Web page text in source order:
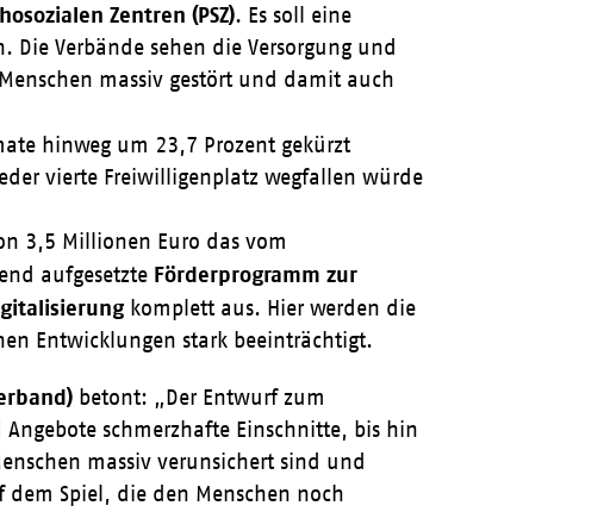
Zentren (PSZ). Es soll eine
Verbände sehen die Versorgung und
massiv gestört und damit auch
hinweg um 23,7 Prozent gekürzt
vierte Freiwilligenplatz wegfallen würde
3,5 Millionen Euro das vom
aufgesetzte Förderprogramm zur
komplett aus. Hier werden die
Entwicklungen stark beeinträchtigt.
betont: „Der Entwurf zum
schmerzhafte Einschnitte, bis hin
massiv verunsichert sind und
Spiel, die den Menschen noch